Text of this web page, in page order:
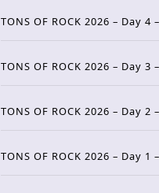
TONS OF ROCK 2026 – Day 4
TONS OF ROCK 2026 – Day 3
TONS OF ROCK 2026 – Day 2
TONS OF ROCK 2026 – Day 1